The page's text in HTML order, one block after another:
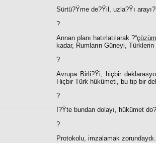
Sürtü?Ÿme de?Ÿil, uzla?Ÿı
?
Annan planı hatırlatılarak ?“
kadar, Rumların Güneyi,
?
Avrupa Birli?Ÿi, hiçbir
Hiçbir Türk hükümeti, bu tip bir
?
İ?Ÿte bundan dolayı, hükümet
?
Protokolu, imzalamak zorundaydı.